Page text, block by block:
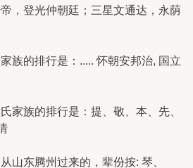
，登光仲朝廷；三星文通达，永荫
族的排行是：..... 怀朝安邦治, 国立
家族的排行是：提、敬、本、先、
山东腾州过来的，辈份按: 琴、